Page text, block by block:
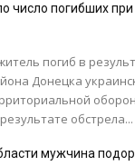
число погибших при
погиб в
Донецка
обстрела...
мужчина